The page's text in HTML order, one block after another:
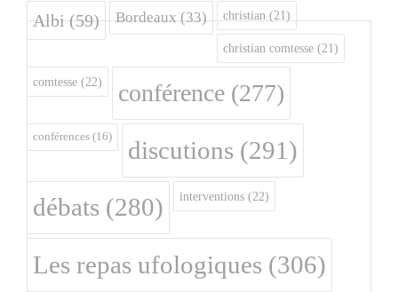
Albi(59) Bordeaux(33) christian (21)
christian comtesse (21)
comtesse (22) conférence (277)
conférences (16) discutions (291)
débats (280) interventions (22)
Les repas ufologiques (306)